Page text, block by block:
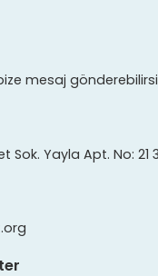
mesaj
Yayla Apt. No: 21